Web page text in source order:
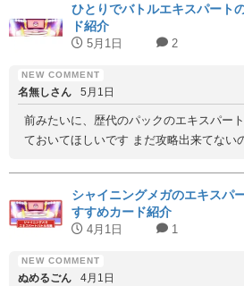
ひとりでバトルエキスパート
ド紹介
5月1日 2
名無しさん 5月1日
前みたいに、歴代のパックのエキスパー
ておいてほしいです まだ攻略出来てない
シャイニングメガのエキスパ
すすめカード紹介
4月1日 1
ぬめるごん 4月1日